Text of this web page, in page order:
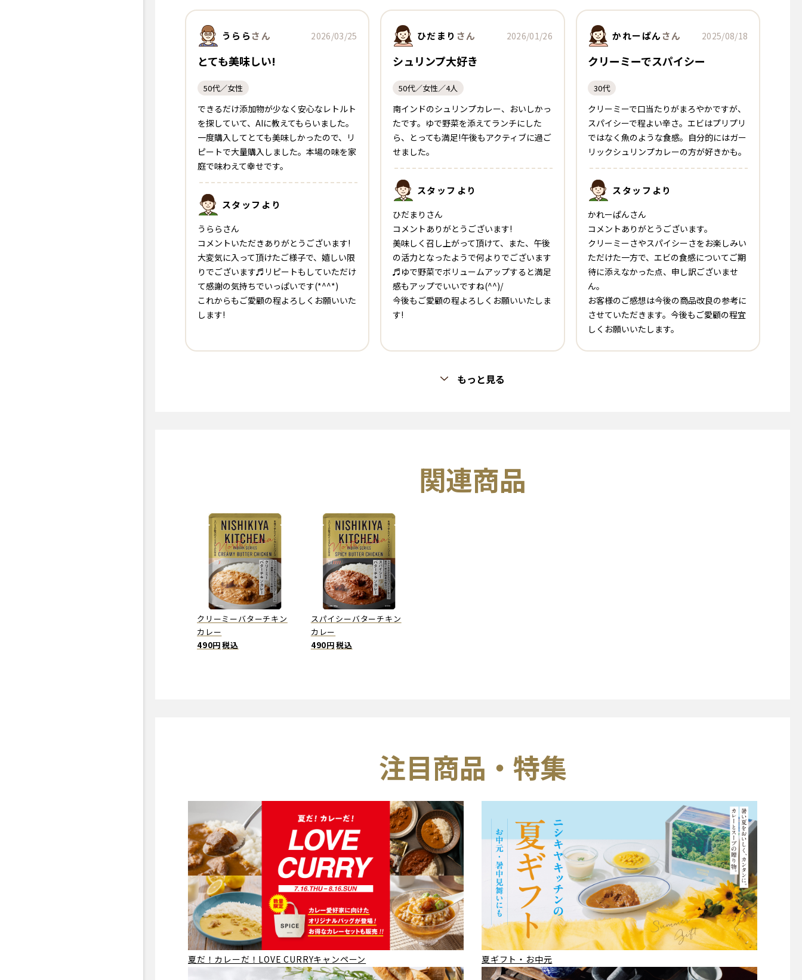
うららさん 2026/03/25
とても美味しい!
50代／女性
できるだけ添加物が少なく安心なレトルト
を探していて、AIに教えてもらいました。
一度購入してとても美味しかったので、リ
ピートで大量購入しました。本場の味を家
庭で味わえて幸せです。
スタッフ より
うららさん
コメントいただきありがとうございます!
大変気に入って頂けたご様子で、嬉しい限
りでございます♬リピートもしていただけ
て感謝の気持ちでいっぱいです(*^^*)
これからもご愛顧の程よろしくお願いいた
します!
ひだまり さん 2026/01/26
シュリンプ大好き
50代／女性／4人
南インドのシュリンプカレー、おいしかっ
たです。ゆで野菜を添えてランチにした
ら、とっても満足!午後もアクティブに過ご
せました。
スタッフ より
ひだまりさん
コメントありがとうございます!
美味しく召し上がって頂けて、また、午後
の活力となったようで何よりでございます
♬ゆで野菜でボリュームアップすると満足
感もアップでいいですね(^^)/
今後もご愛顧の程よろしくお願いいたしま
す!
かれーぱんさん 2025/08/18
クリーミーでスパイシー
30代
クリーミーで口当たりがまろやかですが、
スパイシーで程よい辛さ。エビはプリプリ
ではなく魚のような食感。自分的にはガー
リックシュリンプカレーの方が好きかも。
スタッフ より
かれーぱんさん
コメントありがとうございます。
クリーミーさやスパイシーさをお楽しみい
ただけた一方で、エビの食感についてご期
待に添えなかった点、申し訳ございませ
ん。
お客様のご感想は今後の商品改良の参考に
させていただきます。今後もご愛顧の程宜
しくお願いいたします。
もっと見る
関連商品
クリーミーバターチキン
カレー
490円税込
スパイシーバターチキン
カレー
490円税込
注目商品・特集
夏だ！カレーだ！LOVE CURRYキャンペーン 夏ギフト・お中元